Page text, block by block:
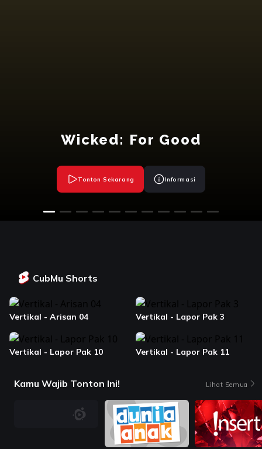
Wicked: For Good
Tonton Sekarang Informasi
CubMu Shorts
Vertikal - Arisan 04 Vertikal - Lapor Pak 3
Vertikal - Lapor Pak 10 Vertikal - Lapor Pak 11
Kamu Wajib Tonton Ini! Lihat Semua